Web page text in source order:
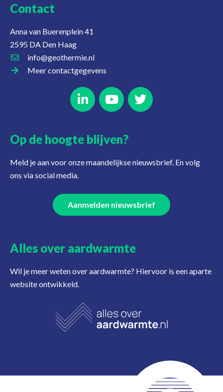
Contact
Anna van Buerenplein 41
2595 DA Den Haag
info@geothermie.nl
Meer contactgegevens
Op de hoogte blijven?
Meld je aan voor onze maandelijkse nieuwsbrief. En volg
ons via social media.
Aanmelden nieuwsbrief
Alles over aardwarmte
Wil je meer weten over aardwarmte? Hiervoor is een aparte
website ontwikkeld.